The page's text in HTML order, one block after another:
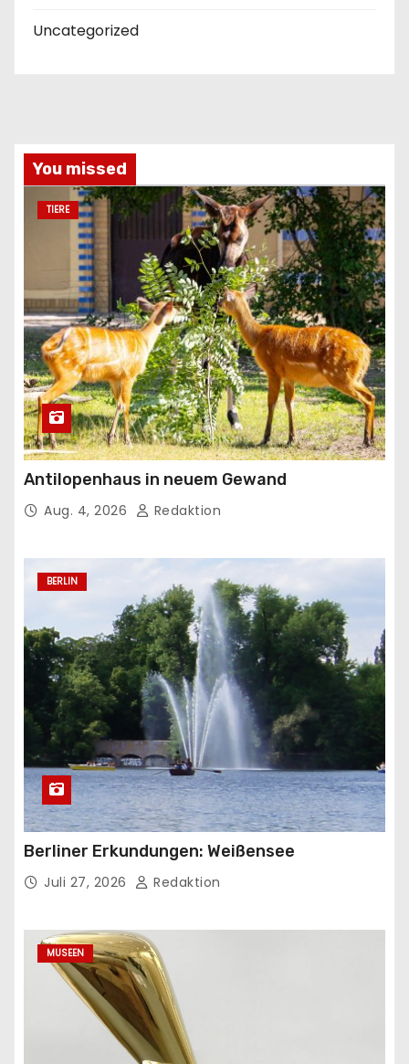
Uncategorized
You missed
TIERE
Antilopenhaus in neuem Gewand
Aug. 4, 2026 Redaktion
BERLIN
Berliner Erkundungen: Weißensee
Juli 27, 2026 Redaktion
MUSEEN